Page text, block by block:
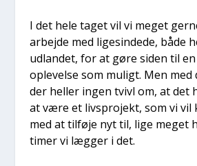
I det hele taget vil vi meget
ar­bej­de med lige­sin­de­de, både
udlan­det, for at gøre siden til
ople­vel­se som muligt. Men med
der hel­ler ingen tvivl om, at det
at være et livspro­jekt, som vi vil
med at til­fø­je nyt til, lige meget
timer vi læg­ger i det.